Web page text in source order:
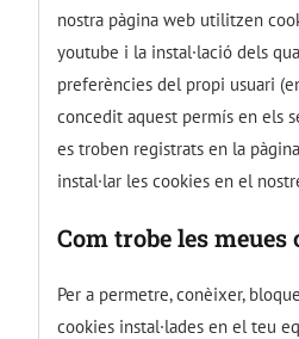
nostra pàgina web utilitzen
youtube i la instal·lació dels
preferències del propi usuari
concedit aquest permís en els
es troben registrats en la
instal·lar les cookies en el
Com trobe les meues
Per a permetre, conèixer,
cookies instal·lades en el teu